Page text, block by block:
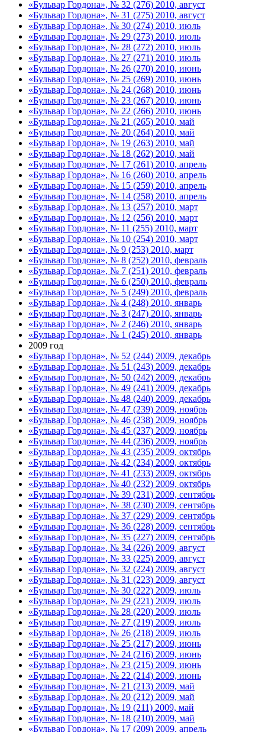
«Бульвар Гордона», № 32 (276) 2010, август
«Бульвар Гордона», № 31 (275) 2010, август
«Бульвар Гордона», № 30 (274) 2010, июль
«Бульвар Гордона», № 29 (273) 2010, июль
«Бульвар Гордона», № 28 (272) 2010, июль
«Бульвар Гордона», № 27 (271) 2010, июль
«Бульвар Гордона», № 26 (270) 2010, июнь
«Бульвар Гордона», № 25 (269) 2010, июнь
«Бульвар Гордона», № 24 (268) 2010, июнь
«Бульвар Гордона», № 23 (267) 2010, июнь
«Бульвар Гордона», № 22 (266) 2010, июнь
«Бульвар Гордона», № 21 (265) 2010, май
«Бульвар Гордона», № 20 (264) 2010, май
«Бульвар Гордона», № 19 (263) 2010, май
«Бульвар Гордона», № 18 (262) 2010, май
«Бульвар Гордона», № 17 (261) 2010, апрель
«Бульвар Гордона», № 16 (260) 2010, апрель
«Бульвар Гордона», № 15 (259) 2010, апрель
«Бульвар Гордона», № 14 (258) 2010, апрель
«Бульвар Гордона», № 13 (257) 2010, март
«Бульвар Гордона», № 12 (256) 2010, март
«Бульвар Гордона», № 11 (255) 2010, март
«Бульвар Гордона», № 10 (254) 2010, март
«Бульвар Гордона», № 9 (253) 2010, март
«Бульвар Гордона», № 8 (252) 2010, февраль
«Бульвар Гордона», № 7 (251) 2010, февраль
«Бульвар Гордона», № 6 (250) 2010, февраль
«Бульвар Гордона», № 5 (249) 2010, февраль
«Бульвар Гордона», № 4 (248) 2010, январь
«Бульвар Гордона», № 3 (247) 2010, январь
«Бульвар Гордона», № 2 (246) 2010, январь
«Бульвар Гордона», № 1 (245) 2010, январь
2009 год
«Бульвар Гордона», № 52 (244) 2009, декабрь
«Бульвар Гордона», № 51 (243) 2009, декабрь
«Бульвар Гордона», № 50 (242) 2009, декабрь
«Бульвар Гордона», № 49 (241) 2009, декабрь
«Бульвар Гордона», № 48 (240) 2009, декабрь
«Бульвар Гордона», № 47 (239) 2009, ноябрь
«Бульвар Гордона», № 46 (238) 2009, ноябрь
«Бульвар Гордона», № 45 (237) 2009, ноябрь
«Бульвар Гордона», № 44 (236) 2009, ноябрь
«Бульвар Гордона», № 43 (235) 2009, октябрь
«Бульвар Гордона», № 42 (234) 2009, октябрь
«Бульвар Гордона», № 41 (233) 2009, октябрь
«Бульвар Гордона», № 40 (232) 2009, октябрь
«Бульвар Гордона», № 39 (231) 2009, сентябрь
«Бульвар Гордона», № 38 (230) 2009, сентябрь
«Бульвар Гордона», № 37 (229) 2009, сентябрь
«Бульвар Гордона», № 36 (228) 2009, сентябрь
«Бульвар Гордона», № 35 (227) 2009, сентябрь
«Бульвар Гордона», № 34 (226) 2009, август
«Бульвар Гордона», № 33 (225) 2009, август
«Бульвар Гордона», № 32 (224) 2009, август
«Бульвар Гордона», № 31 (223) 2009, август
«Бульвар Гордона», № 30 (222) 2009, июль
«Бульвар Гордона», № 29 (221) 2009, июль
«Бульвар Гордона», № 28 (220) 2009, июль
«Бульвар Гордона», № 27 (219) 2009, июль
«Бульвар Гордона», № 26 (218) 2009, июль
«Бульвар Гордона», № 25 (217) 2009, июнь
«Бульвар Гордона», № 24 (216) 2009, июнь
«Бульвар Гордона», № 23 (215) 2009, июнь
«Бульвар Гордона», № 22 (214) 2009, июнь
«Бульвар Гордона», № 21 (213) 2009, май
«Бульвар Гордона», № 20 (212) 2009, май
«Бульвар Гордона», № 19 (211) 2009, май
«Бульвар Гордона», № 18 (210) 2009, май
«Бульвар Гордона», № 17 (209) 2009, апрель